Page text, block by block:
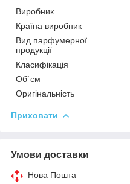
Виробник
Країна виробник
Вид парфумерної
продукції
Класифікація
Об`єм
Оригінальність
Приховати
Умови доставки
Нова Пошта